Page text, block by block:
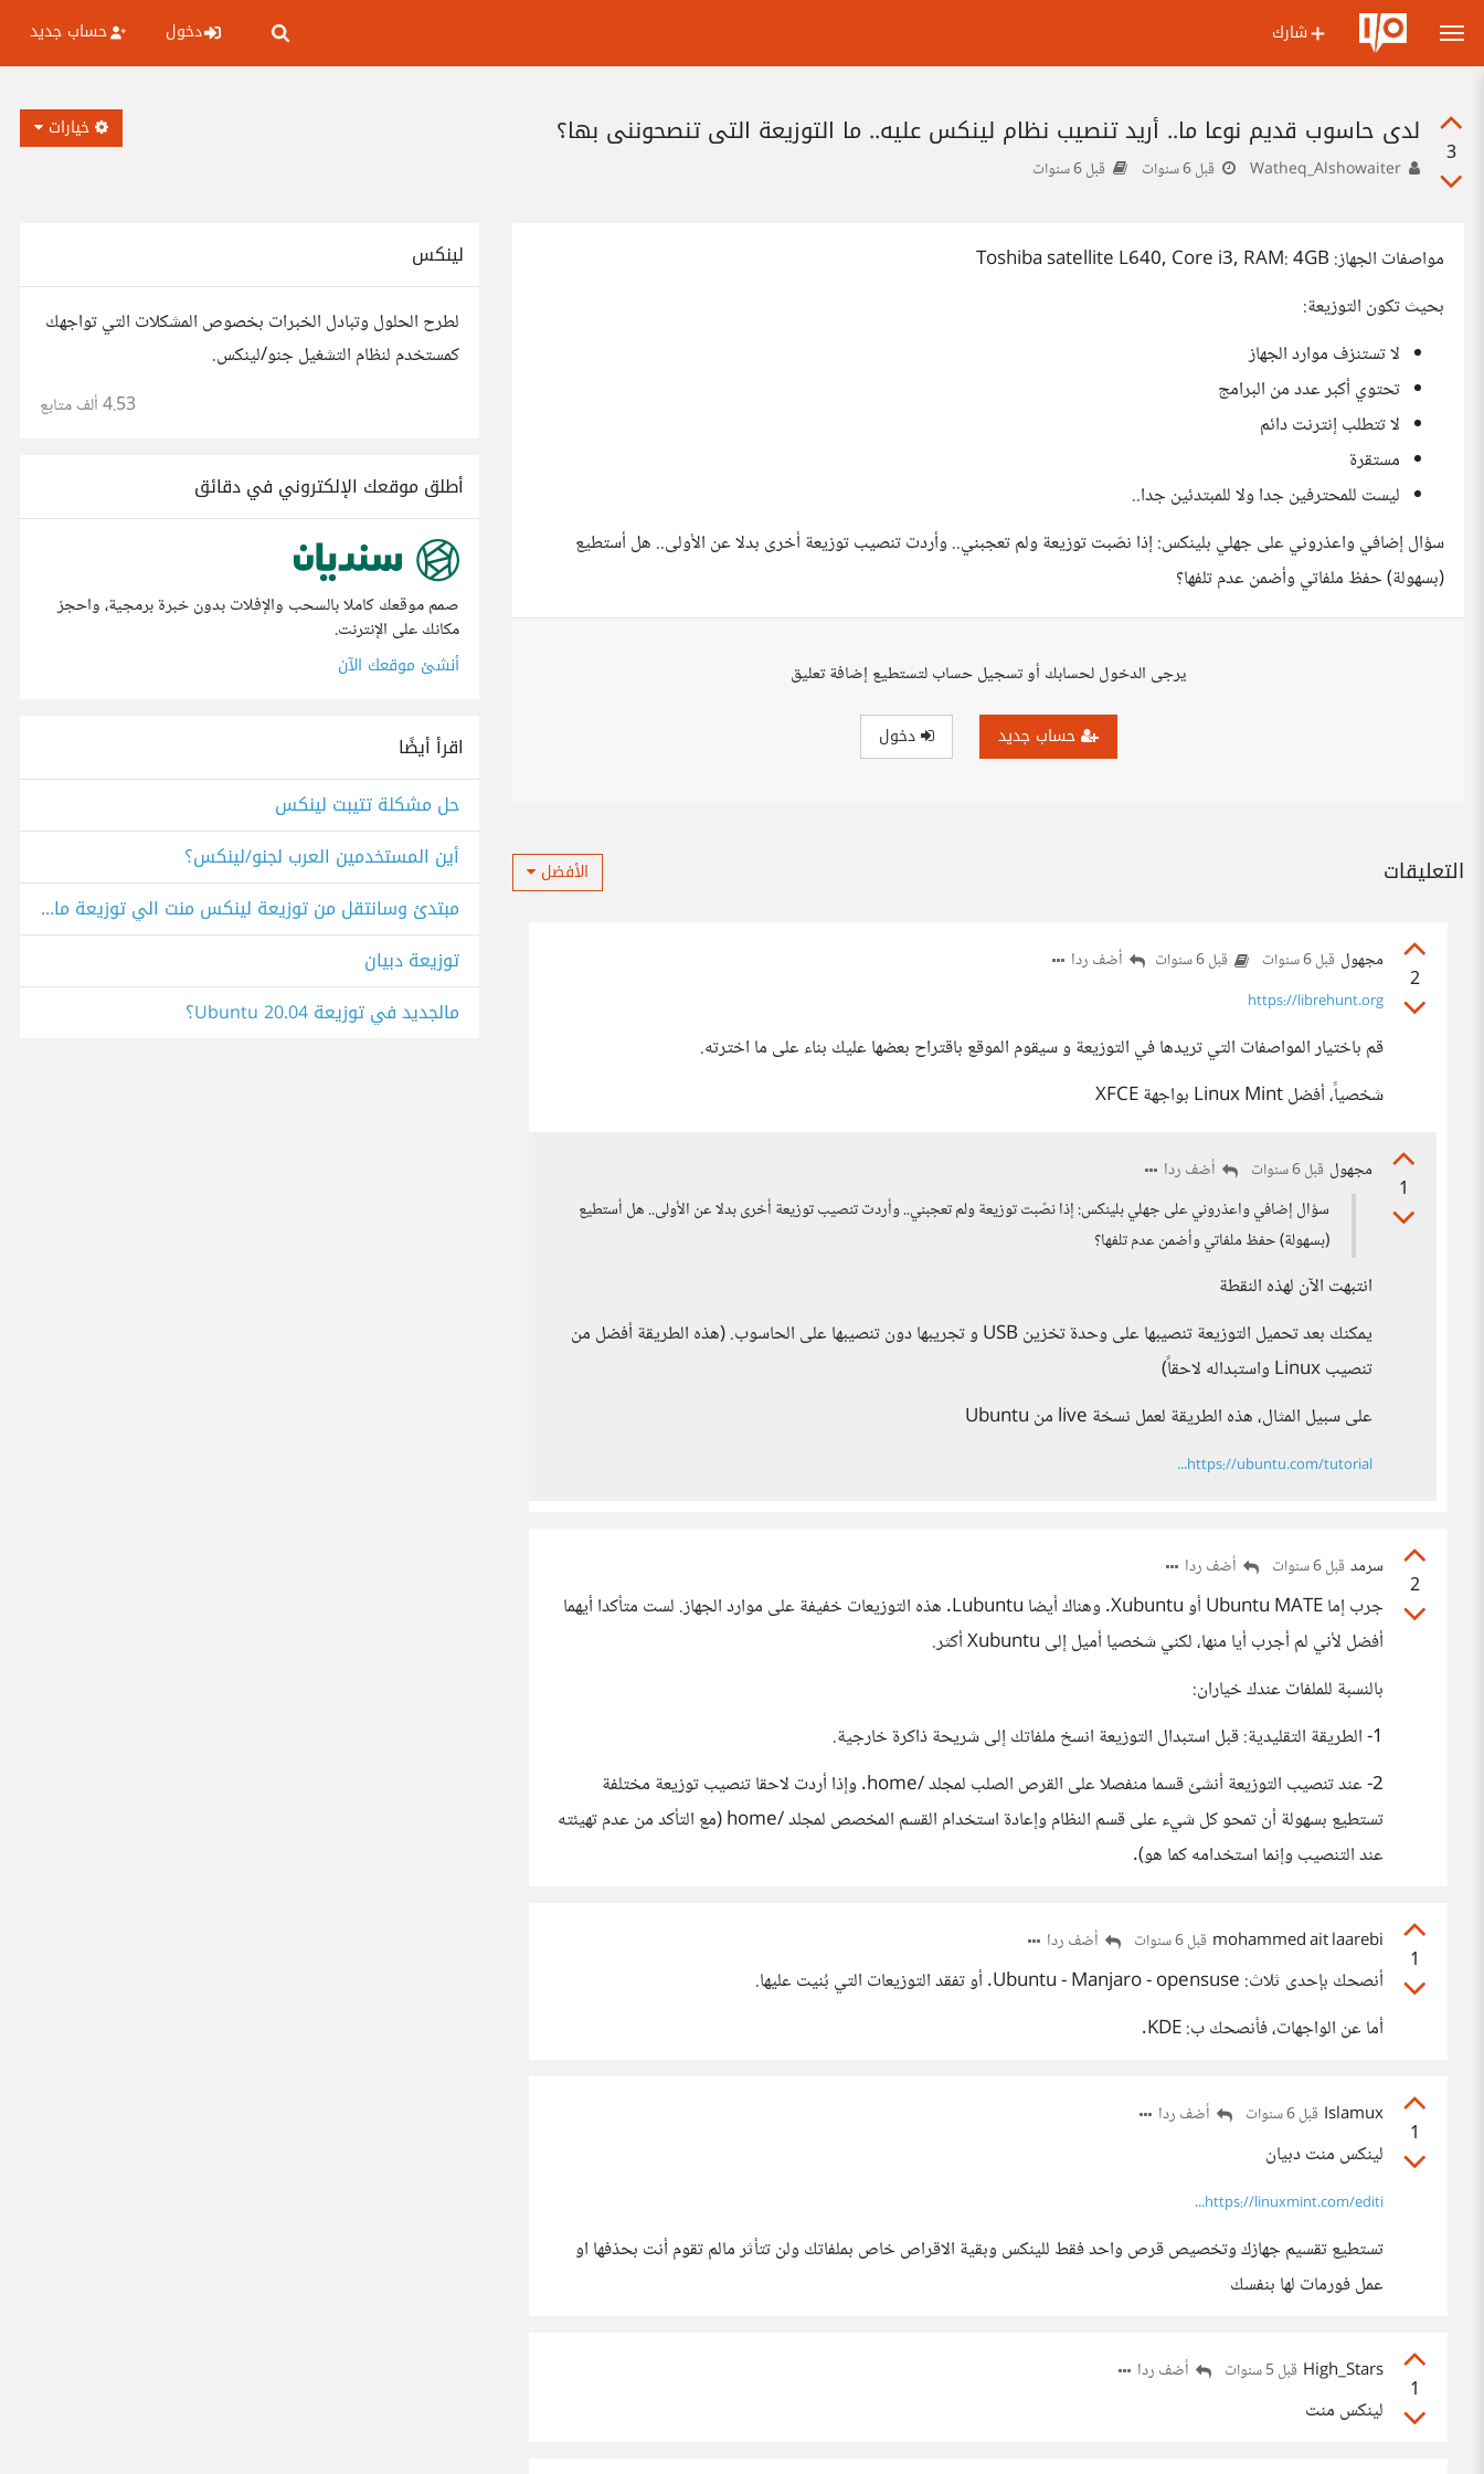
شارك دخول حساب جديد
3
لدي حاسوب قديم نوعا ما.. أريد تنصيب نظام لينكس عليه.. ما التوزيعة التي تنصحونني بها؟
قبل 6 سنوات قبل 6 سنوات
خيارات
مواصفات الجهاز: Toshiba satellite L640, Core i3, RAM: 4GB
بحيث تكون التوزيعة:
لا تستنزف موارد الجهاز
تحتوي أكبر عدد من البرامج
لا تتطلب إنترنت دائم
مستقرة
ليست للمحترفين جدا ولا للمبتدئين جدا..
سؤال إضافي واعذروني على جهلي بلينكس: إذا نصّبت توزيعة ولم تعجبني.. وأردت تنصيب توزيعة أخرى بدلا عن الأولى.. هل أستطيع
(بسهولة) حفظ ملفاتي وأضمن عدم تلفها؟
يرجى الدخول لحسابك أو تسجيل حساب لتستطيع إضافة تعليق
حساب جديد دخول
التعليقات الأفضل
2
مجهول قبل 6 سنوات قبل 6 سنوات أضف ردا
https://librehunt.org
قم باختيار المواصفات التي تريدها في التوزيعة و سيقوم الموقع باقتراح بعضها عليك بناء على ما اخترته.
شخصياً، أفضل Linux Mint بواجهة XFCE
1
مجهول قبل 6 سنوات
أضف ردا
سؤال إضافي واعذروني على جهلي بلينكس: إذا نصّبت توزيعة ولم تعجبني.. وأردت تنصيب توزيعة أخرى بدلا عن الأولى.. هل أستطيع
(بسهولة) حفظ ملفاتي وأضمن عدم تلفها؟
انتبهت الآن لهذه النقطة
يمكنك بعد تحميل التوزيعة تنصيبها على وحدة تخزين USB و تجريبها دون تنصيبها على الحاسوب. (هذه الطريقة أفضل من
تنصيب Linux واستبداله لاحقاً)
على سبيل المثال، هذه الطريقة لعمل نسخة live من Ubuntu
https://ubuntu.com/tutorial...
2
سرمد قبل 6 سنوات أضف ردا
جرب إما Ubuntu MATE أو Xubuntu. وهناك أيضا Lubuntu. هذه التوزيعات خفيفة على موارد الجهاز. لست متأكدا أيهما
أفضل لأني لم أجرب أيا منها، لكني شخصيا أميل إلى Xubuntu أكثر.
بالنسبة للملفات عندك خياران:
1- الطريقة التقليدية: قبل استبدال التوزيعة انسخ ملفاتك إلى شريحة ذاكرة خارجية.
2- عند تنصيب التوزيعة أنشئ قسما منفصلا على القرص الصلب لمجلد /home. وإذا أردت لاحقا تنصيب توزيعة مختلفة
تستطيع بسهولة أن تمحو كل شيء على قسم النظام وإعادة استخدام القسم المخصص لمجلد /home (مع التأكد من عدم تهيئته
عند التنصيب وإنما استخدامه كما هو).
1
mohammed ait laarebi قبل 6 سنوات أضف ردا
أنصحك بإحدى ثلاث: Ubuntu - Manjaro - opensuse. أو تفقد التوزيعات التي بُنيت عليها.
أما عن الواجهات، فأنصحك ب: KDE.
1
Islamux قبل 6 سنوات أضف ردا
لينكس منت دبيان
https://linuxmint.com/editi...
تستطيع تقسيم جهازك وتخصيص قرص واحد فقط للينكس وبقية الاقراص خاص بملفاتك ولن تتأثر مالم تقوم أنت بحذفها او
عمل فورمات لها بنفسك
1
High_Stars قبل 5 سنوات أضف ردا
لينكس منت
لينكس
لطرح الحلول وتبادل الخبرات بخصوص المشكلات التي تواجهك
كمستخدم لنظام التشغيل جنو/لينكس.
4.53 ألف متابع
أطلق موقعك الإلكتروني في دقائق
صمم موقعك كاملا بالسحب والإفلات بدون خبرة برمجية، واحجز
مكانك على الإنترنت.
أنشئ موقعك الآن
اقرأ أيضًا
حل مشكلة تتيبت لينكس
أين المستخدمين العرب لجنو/لينكس؟
مبتدئ وسانتقل من توزيعة لينكس منت الي توزيعة مانجارو ولدي بعض الاسئلة
توزيعة دبيان
مالجديد في توزيعة Ubuntu 20.04؟